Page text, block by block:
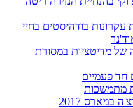
עקרונות בודהיסטים בחיי
מדיטציות במסורת
חד פעמיים
מתמשכות
במארס 2017